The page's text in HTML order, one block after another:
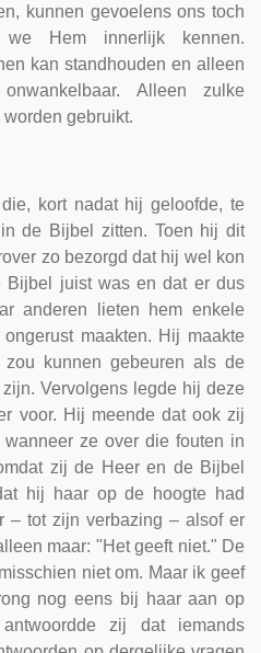
kunnen gevoelens ons toch
we Hem innerlijk kennen.
kan standhouden en alleen
Alleen zulke
gebruikt.
kort nadat hij geloofde, te
de Bijbel zitten. Toen hij dit
zo bezorgd dat hij wel kon
Bijbel juist was en dat er dus
anderen lieten hem enkele
maakten. Hij maakte
kunnen gebeuren als de
Vervolgens legde hij deze
voor. Hij meende dat ook zij
ze over die fouten in
zij de Heer en de Bijbel
hij haar op de hoogte had
– tot zijn verbazing – alsof er
maar: "Het geeft niet." De
niet om. Maar ik geef
nog eens bij haar aan op
zij dat iemands